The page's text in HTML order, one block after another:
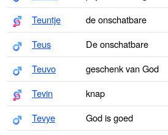
Teuntje
de onschatbare
Teus
De onschatbare
Teuvo
geschenk van God
Tevin
knap
Tevye
God is goed